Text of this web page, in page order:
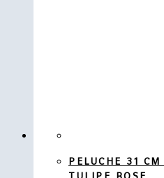
PELUCHE 31